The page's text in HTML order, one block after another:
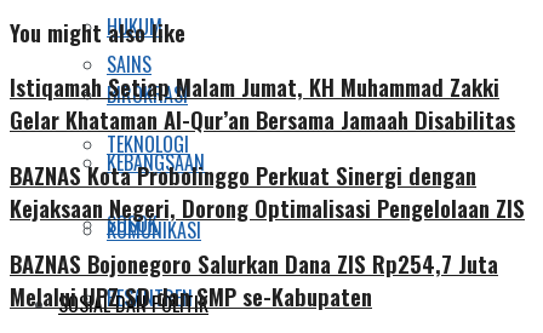
HUKUM
BIROKRASI
KEBANGSAAN
KOMUNIKASI
PESANTREN
SAINS
TEKNOLOGI
SOSOK
SOSIAL DAN POLITIK
You might also like
Istiqamah Setiap Malam Jumat, KH Muhammad Zakki
Gelar Khataman Al-Qur’an Bersama Jamaah Disabilitas
BAZNAS Kota Probolinggo Perkuat Sinergi dengan
Kejaksaan Negeri, Dorong Optimalisasi Pengelolaan ZIS
BAZNAS Bojonegoro Salurkan Dana ZIS Rp254,7 Juta
Melalui UPZ SD dan SMP se-Kabupaten